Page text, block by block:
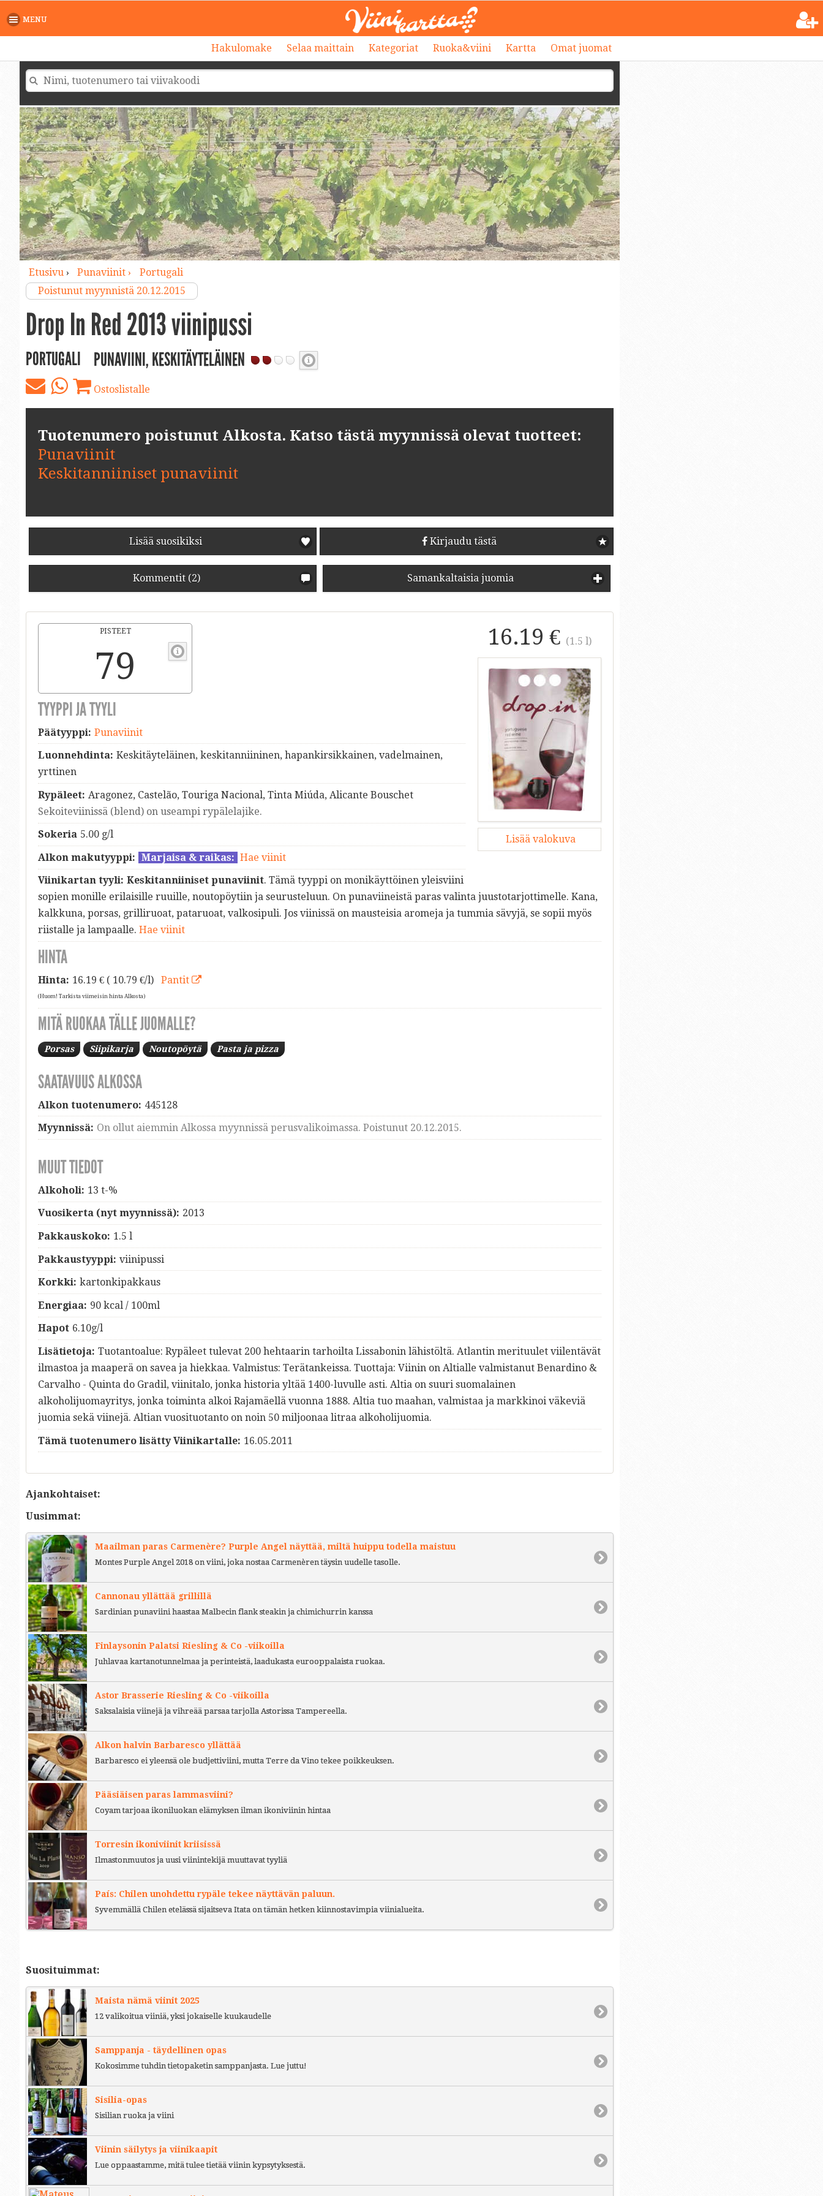
MENU
Hakulomake Selaa maittain Kategoriat Ruoka&viini Kartta Omat juomat
Etusivu› Punaviinit ›
Portugali
Poistunut myynnistä 20.12.2015
Drop In Red 2013 viinipussi
PORTUGALI PUNAVIINI, KESKITÄYTELÄINEN
Ostoslistalle
Tuotenumero poistunut Alkosta. Katso tästä myynnissä olevat tuotteet:
Punaviinit
Keskitanniiniset punaviinit
Lisää suosikiksi Kirjaudu tästä
Kommentit (2) Samankaltaisia juomia
16.19 € (1.5 l)
Lisää valokuva
PISTEET
79
TYYPPI JA TYYLI
Päätyyppi: Punaviinit
Luonnehdinta: Keskitäyteläinen, keskitanniininen, hapankirsikkainen, vadelmainen,
yrttinen
Rypäleet: Aragonez, Castelão, Touriga Nacional, Tinta Miúda, Alicante Bouschet
Sekoiteviinissä (blend) on useampi rypälelajike.
Sokeria 5.00 g/l
Alkon makutyyppi: Marjaisa & raikas: Hae viinit
Viinikartan tyyli: Keskitanniiniset punaviinit. Tämä tyyppi on monikäyttöinen yleisviini
sopien monille erilaisille ruuille, noutopöytiin ja seurusteluun. On punaviineistä paras valinta juustotarjottimelle. Kana,
kalkkuna, porsas, grilliruoat, pataruoat, valkosipuli. Jos viinissä on mausteisia aromeja ja tummia sävyjä, se sopii myös
riistalle ja lampaalle. Hae viinit
HINTA
Hinta: 16.19 € ( 10.79 €/l) Pantit
(Huom! Tarkista viimeisin hinta Alkosta)
MITÄ RUOKAA TÄLLE JUOMALLE?
Porsas Siipikarja Noutopöytä Pasta ja pizza
SAATAVUUS ALKOSSA
Alkon tuotenumero: 445128
Myynnissä: On ollut aiemmin Alkossa myynnissä perusvalikoimassa. Poistunut 20.12.2015.
MUUT TIEDOT
Alkoholi: 13 t-%
Vuosikerta (nyt myynnissä): 2013
Pakkauskoko: 1.5 l
Pakkaustyyppi: viinipussi
Korkki: kartonkipakkaus
Energiaa: 90 kcal / 100ml
Hapot 6.10g/l
Lisätietoja: Tuotantoalue: Rypäleet tulevat 200 hehtaarin tarhoilta Lissabonin lähistöltä. Atlantin merituulet viilentävät
ilmastoa ja maaperä on savea ja hiekkaa. Valmistus: Terätankeissa. Tuottaja: Viinin on Altialle valmistanut Benardino &
Carvalho - Quinta do Gradil, viinitalo, jonka historia yltää 1400-luvulle asti. Altia on suuri suomalainen
alkoholijuomayritys, jonka toiminta alkoi Rajamäellä vuonna 1888. Altia tuo maahan, valmistaa ja markkinoi väkeviä
juomia sekä viinejä. Altian vuosituotanto on noin 50 miljoonaa litraa alkoholijuomia.
Tämä tuotenumero lisätty Viinikartalle: 16.05.2011
Ajankohtaiset:
Uusimmat:
Maailman paras Carmenère? Purple Angel näyttää, miltä huippu todella maistuu
Montes Purple Angel 2018 on viini, joka nostaa Carmenèren täysin uudelle tasolle.
Cannonau yllättää grillillä
Sardinian punaviini haastaa Malbecin flank steakin ja chimichurrin kanssa
Finlaysonin Palatsi Riesling & Co -viikoilla
Juhlavaa kartanotunnelmaa ja perinteistä, laadukasta eurooppalaista ruokaa.
Astor Brasserie Riesling & Co -viikoilla
Saksalaisia viinejä ja vihreää parsaa tarjolla Astorissa Tampereella.
Alkon halvin Barbaresco yllättää
Barbaresco ei yleensä ole budjettiviini, mutta Terre da Vino tekee poikkeuksen.
Pääsiäisen paras lammasviini?
Coyam tarjoaa ikoniluokan elämyksen ilman ikoniviinin hintaa
Torresin ikoniviinit kriisissä
Ilmastonmuutos ja uusi viinintekijä muuttavat tyyliä
País: Chilen unohdettu rypäle tekee näyttävän paluun.
Syvemmällä Chilen etelässä sijaitseva Itata on tämän hetken kiinnostavimpia viinialueita.
Suosituimmat:
Maista nämä viinit 2025
12 valikoitua viiniä, yksi jokaiselle kuukaudelle
Samppanja - täydellinen opas
Kokosimme tuhdin tietopaketin samppanjasta. Lue juttu!
Sisilia-opas
Sisilian ruoka ja viini
Viinin säilytys ja viinikaapit
Lue oppaastamme, mitä tulee tietää viinin kypsytyksestä.